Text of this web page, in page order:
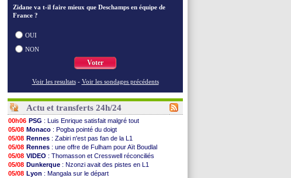
Zidane va t-il faire mieux que Deschamps en équipe de
France ?
OUI
NON
Voter
Voir les resultats - Voir les sondages précédents
Actu et transferts 24h/24
00h06 PSG : Luis Enrique satisfait malgré tout
05/08 Monaco : Pogba pointé du doigt
05/08 Rennes : Zabiri n'est pas fan de la L1
05/08 Rennes : une offre de Fulham pour Aït Boudlal
05/08 VIDEO : Thomasson et Cresswell réconciliés
05/08 Dunkerque : Nzonzi avait des pistes en L1
05/08 Lyon : Mangala sur le départ